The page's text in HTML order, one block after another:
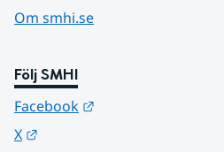
Om smhi.se
Följ SMHI
Facebook
X